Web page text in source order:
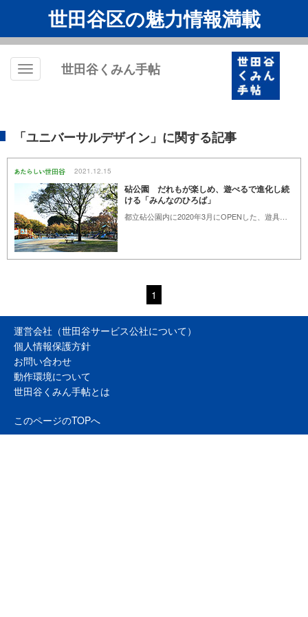
世田谷区の魅力情報満載
Toggle
世田谷くみん手帖
「ユニバーサルデザイン」に関する記事
2021.12.15
砧公園 だれもが楽しめ、遊べるで進化し続
ける「みんなのひろば」
1
運営会社（世田谷サービス公社について）
個人情報保護方針
お問い合わせ
動作環境について
世田谷くみん手帖とは
このページのTOPへ